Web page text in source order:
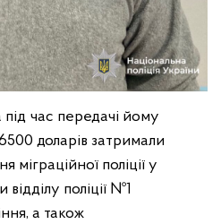
час передачі йому
доларів затримали
міграційної поліції у
відділу поліції №1
а також